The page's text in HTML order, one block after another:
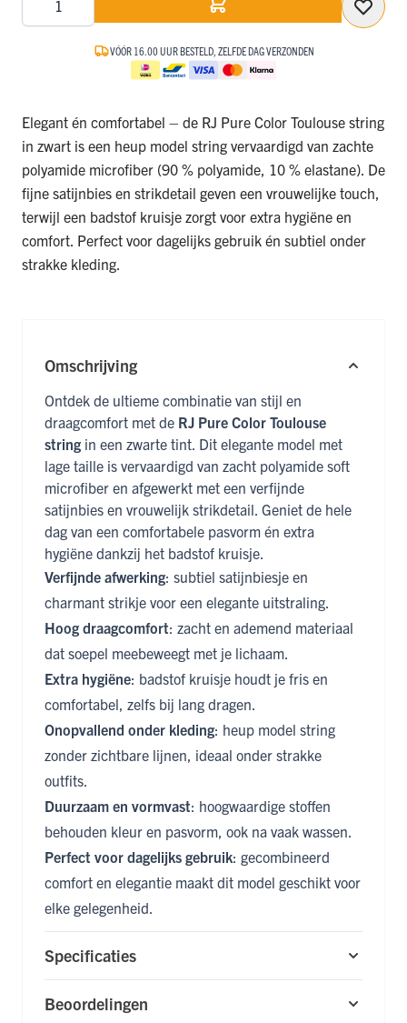
VÓÓR 16.00 UUR BESTELD, ZELFDE DAG VERZONDEN
Elegant én comfortabel – de RJ Pure Color Toulouse string
in zwart is een heup model string vervaardigd van zachte
polyamide microfiber (90 % polyamide, 10 % elastane). De
fijne satijnbies en strikdetail geven een vrouwelijke touch,
terwijl een badstof kruisje zorgt voor extra hygiëne en
comfort. Perfect voor dagelijks gebruik én subtiel onder
strakke kleding.
Omschrijving
Ontdek de ultieme combinatie van stijl en
draagcomfort met de RJ Pure Color Toulouse
string in een zwarte tint. Dit elegante model met
lage taille is vervaardigd van zacht polyamide soft
microfiber en afgewerkt met een verfijnde
satijnbies en vrouwelijk strikdetail. Geniet de hele
dag van een comfortabele pasvorm én extra
hygiëne dankzij het badstof kruisje.
Verfijnde afwerking: subtiel satijnbiesje en
charmant strikje voor een elegante uitstraling.
Hoog draagcomfort: zacht en ademend materiaal
dat soepel meebeweegt met je lichaam.
Extra hygiëne: badstof kruisje houdt je fris en
comfortabel, zelfs bij lang dragen.
Onopvallend onder kleding: heup model string
zonder zichtbare lijnen, ideaal onder strakke
outfits.
Duurzaam en vormvast: hoogwaardige stoffen
behouden kleur en pasvorm, ook na vaak wassen.
Perfect voor dagelijks gebruik: gecombineerd
comfort en elegantie maakt dit model geschikt voor
elke gelegenheid.
Specificaties
Beoordelingen